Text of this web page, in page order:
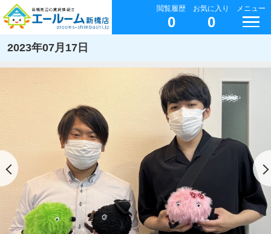
閲覧履歴
0
お気に入り
0
メニュー
2023年07月17日